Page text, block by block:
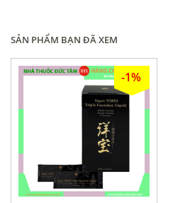
SẢN PHẨM BẠN ĐÃ XEM
-1%